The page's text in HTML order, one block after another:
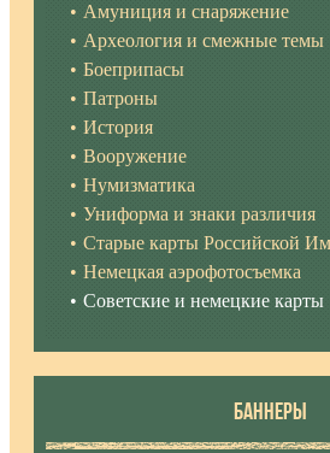
Амуниция и снаряжение
Археология и смежные темы
Боеприпасы
Патроны
История
Вооружение
Нумизматика
Униформа и знаки различия
Старые карты Российской
Немецкая аэрофотосъемка
Советские и немецкие карты
БАННЕРЫ